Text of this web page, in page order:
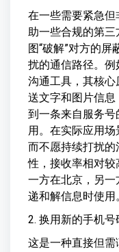
在一些需要紧急
助一些合规的第
图“破解”对方的
扰的通信路径。例
沟通工具，其核
送文字和图片信
到一条来自服务
用。在实际应用
而不愿持续打扰
性，接收率相对
一方在北京，另
递和解信息时使用
2. 换用新的手机号
这是一种直接但